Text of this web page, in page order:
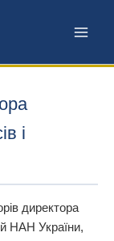
і
директора
НАН України,